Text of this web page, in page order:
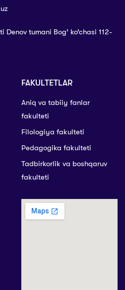
tumani Bog’ ko’chasi 112-
FAKULTETLAR
Aniq va tabiiy fanlar
fakulteti
Filologiya fakulteti
Pedagogika fakulteti
Tadbirkorlik va boshqaruv
fakulteti